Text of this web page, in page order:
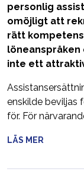
personlig
omöjligt att
rätt
löneanspråken
inte ett
enskilde beviljas
för. För
LÄS MER